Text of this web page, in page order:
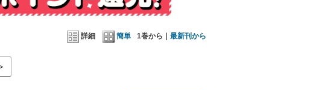
詳細 簡単 1巻から｜ 最新刊から